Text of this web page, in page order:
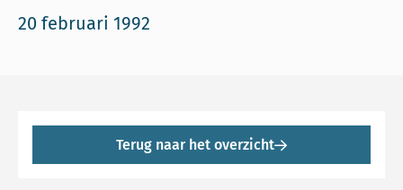
20 februari 1992
Terug naar het overzicht